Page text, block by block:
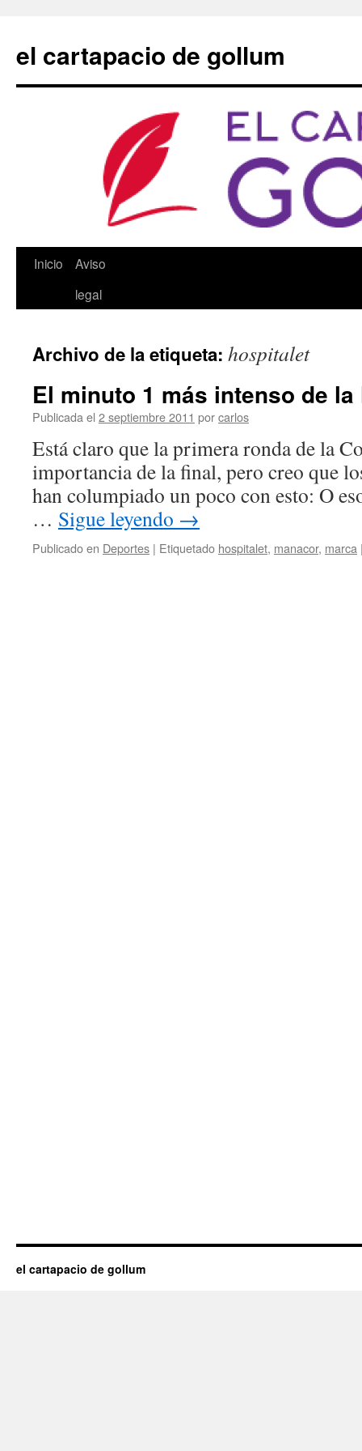
contenido
el cartapacio de gollum
Inicio
Aviso
legal
Archivo de la etiqueta: hospitalet
El minuto 1 más intenso de
Publicada el 2 septiembre 2011 porcarlos
Está claro que la primera ronda de la
importancia de la final, pero creo que
han columpiado un poco con esto: O
… Sigue leyendo →
Publicado en Deportes | Etiquetado hospitalet, manacor, marca
el cartapacio de gollum